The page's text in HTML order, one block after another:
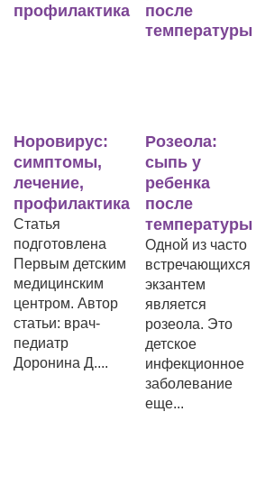
детским
Автор
врач-
Д....
Розеола:
сыпь у
ребенка
после
температуры
Одной из часто
встречающихся
экзантем
является
розеола. Это
детское
инфекционное
заболевание
еще...